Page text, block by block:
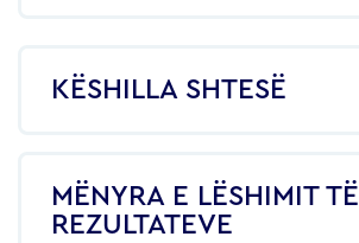
KËSHILLA SHTESË
MËNYRA E LËSHIMIT TË
REZULTATEVE